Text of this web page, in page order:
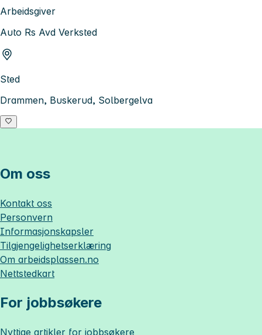
Arbeidsgiver
Auto Rs Avd Verksted
Sted
Drammen, Buskerud, Solbergelva
Om oss
Kontakt oss
Personvern
Informasjonskapsler
Tilgjengelighetserklæring
Om arbeidsplassen.no
Nettstedkart
For jobbsøkere
Nyttige artikler for jobbsøkere